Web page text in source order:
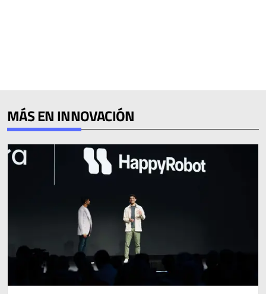
MÁS EN INNOVACIÓN